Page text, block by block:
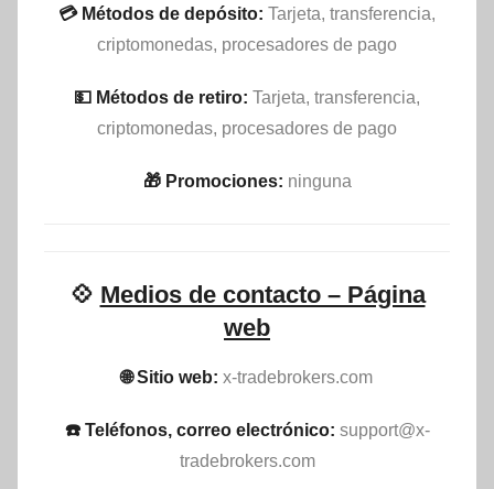
💳 Métodos de depósito: Tarjeta, transferencia,
criptomonedas, procesadores de pago
💵​ Métodos de retiro: Tarjeta, transferencia,
criptomonedas, procesadores de pago
🎁 Promociones: ninguna
💠 Medios de contacto – Página
web
🌐 Sitio web: x-tradebrokers.com
☎️ Teléfonos, correo electrónico: support@x-
tradebrokers.com